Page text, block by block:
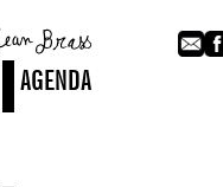
AGENDA